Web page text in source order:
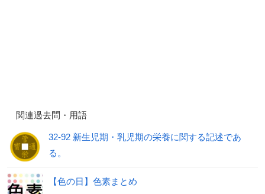
関連過去問・用語
32-92 新生児期・乳児期の栄養に関する記述であ
る。
【色の日】色素まとめ